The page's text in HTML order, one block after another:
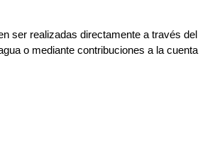
ser realizadas directamente a través del
o mediante contribuciones a la cuenta